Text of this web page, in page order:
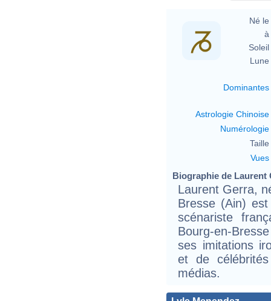
Né le
à
Soleil
Lune
Dominantes
Astrologie Chinoise
Numérologie
Taille
Vues
Biographie de Laurent
Laurent Gerra,
Bresse (Ain)
scénariste
Bourg-en-
ses imitations
et de
médias.